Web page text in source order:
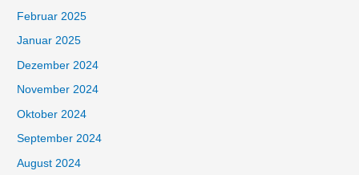
Februar 2025
Januar 2025
Dezember 2024
November 2024
Oktober 2024
September 2024
August 2024